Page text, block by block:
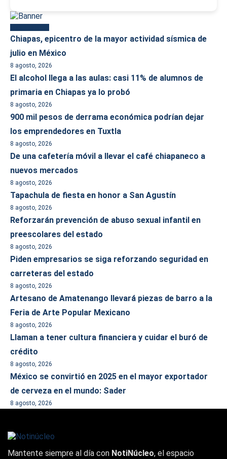
Chiapas, epicentro de la mayor actividad sísmica de
julio en México
8 agosto, 2026
El alcohol llega a las aulas: casi 11% de alumnos de
primaria en Chiapas ya lo probó
8 agosto, 2026
900 mil pesos de derrama económica podrían dejar
los emprendedores en Tuxtla
8 agosto, 2026
De una cafetería móvil a llevar el café chiapaneco a
nuevos mercados
8 agosto, 2026
Tapachula de fiesta en honor a San Agustín
8 agosto, 2026
Reforzarán prevención de abuso sexual infantil en
preescolares del estado
8 agosto, 2026
Piden empresarios se siga reforzando seguridad en
carreteras del estado
8 agosto, 2026
Artesano de Amatenango llevará piezas de barro a la
Feria de Arte Popular Mexicano
8 agosto, 2026
Llaman a tener cultura financiera y cuidar el buró de
crédito
8 agosto, 2026
México se convirtió en 2025 en el mayor exportador
de cerveza en el mundo: Sader
8 agosto, 2026
Mantente siempre al día con NotiNúcleo, el espacio